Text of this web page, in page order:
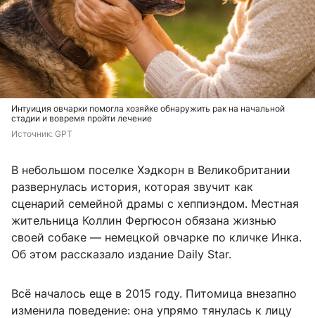
Интуиция овчарки помогла хозяйке обнаружить рак на начальной
стадии и вовремя пройти лечение
Источник: GPT
В небольшом поселке Хэдкорн в Великобритании
развернулась история, которая звучит как
сценарий семейной драмы с хеппиэндом. Местная
жительница Коллин Фергюсон обязана жизнью
своей собаке — немецкой овчарке по кличке Инка.
Об этом рассказало издание Daily Star.
Всё началось еще в 2015 году. Питомица внезапно
изменила поведение: она упрямо тянулась к лицу